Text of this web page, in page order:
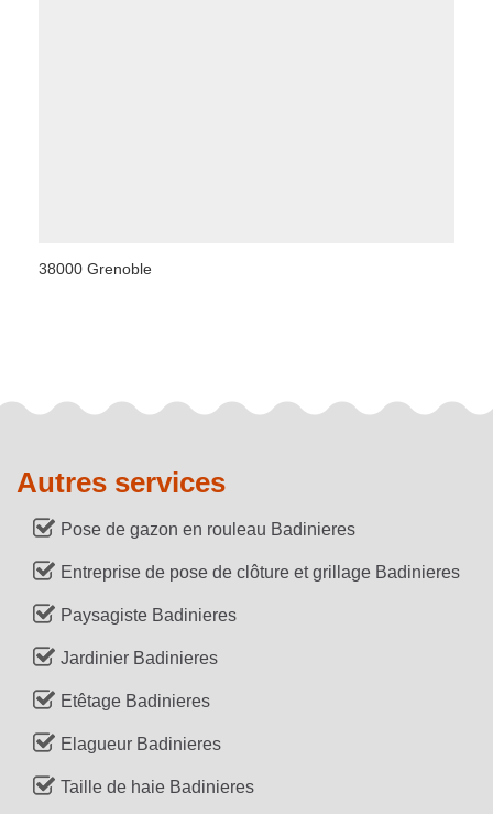
38000 Grenoble
Autres services
Pose de gazon en rouleau Badinieres
Entreprise de pose de clôture et grillage Badinieres
Paysagiste Badinieres
Jardinier Badinieres
Etêtage Badinieres
Elagueur Badinieres
Taille de haie Badinieres